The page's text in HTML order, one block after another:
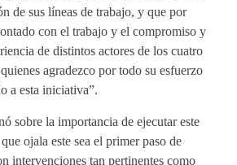
de sus líneas de trabajo, y que por
con el trabajo y el compromiso y
de distintos actores de los cuatro
agradezco por todo su esfuerzo
a esta iniciativa”.
sobre la importancia de ejecutar este
ojala este sea el primer paso de
intervenciones tan pertinentes como